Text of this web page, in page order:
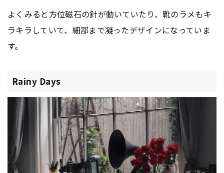
よくみると方位磁石の針が動いていたり、靴のラメもキ
ラキラしていて、細部まで凝ったデザインになっていま
す。
Rainy Days